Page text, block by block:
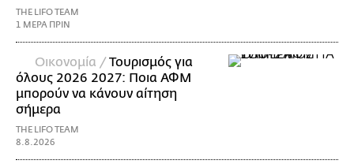
THE LIFO TEAM
1 ΜΕΡΑ ΠΡΙΝ
Οικονομία /Τουρισμός για
όλους 2026 2027: Ποια ΑΦΜ
μπορούν να κάνουν αίτηση
σήμερα
THE LIFO TEAM
8.8.2026